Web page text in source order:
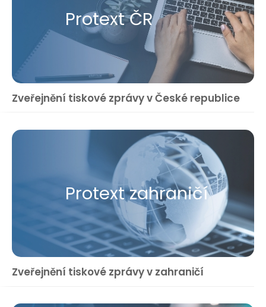
Protext ČR
Zveřejnění tiskové zprávy v České republice
Protext zahraničí
Zveřejnění tiskové zprávy v zahraničí